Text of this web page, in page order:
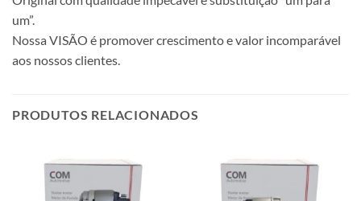
um”.
Nossa VISÃO é promover crescimento e valor incomparável
aos nossos clientes.
PRODUTOS RELACIONADOS